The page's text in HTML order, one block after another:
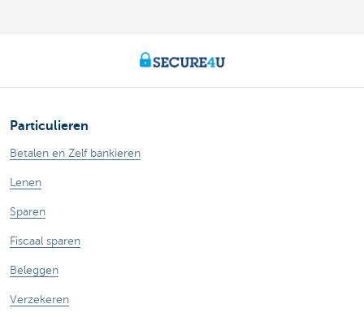
Particulieren
Betalen en Zelf bankieren
Lenen
Sparen
Fiscaal sparen
Beleggen
Verzekeren